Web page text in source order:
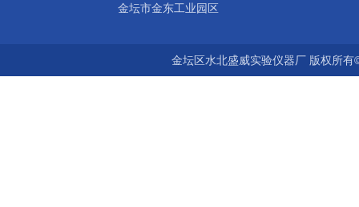
金坛市金东工业园区
金坛区水北盛威实验仪器厂 版权所